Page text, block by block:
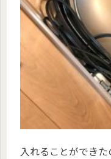
入れることができ